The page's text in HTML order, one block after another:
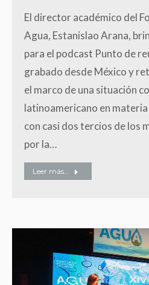
El director académico del
Agua, Estanislao Arana,
para el podcast Punto de
grabado desde México y
el marco de una situación
latinoamericano en
con casi dos tercios de los
por la…
Leer más...